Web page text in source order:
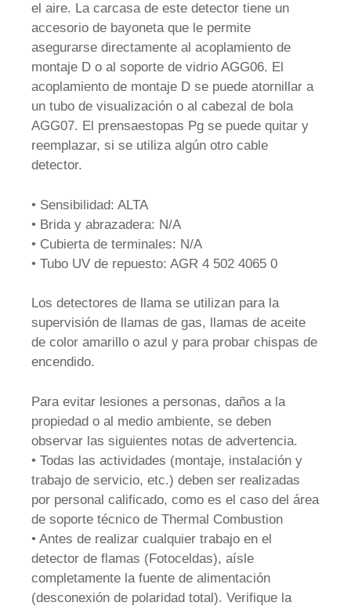
el aire. La carcasa de este detector tiene un
accesorio de bayoneta que le permite
asegurarse directamente al acoplamiento de
montaje D o al soporte de vidrio AGG06. El
acoplamiento de montaje D se puede atornillar a
un tubo de visualización o al cabezal de bola
AGG07. El prensaestopas Pg se puede quitar y
reemplazar, si se utiliza algún otro cable
detector.
• Sensibilidad: ALTA
• Brida y abrazadera: N/A
• Cubierta de terminales: N/A
• Tubo UV de repuesto: AGR 4 502 4065 0
Los detectores de llama se utilizan para la
supervisión de llamas de gas, llamas de aceite
de color amarillo o azul y para probar chispas de
encendido.
Para evitar lesiones a personas, daños a la
propiedad o al medio ambiente, se deben
observar las siguientes notas de advertencia.
• Todas las actividades (montaje, instalación y
trabajo de servicio, etc.) deben ser realizadas
por personal calificado, como es el caso del área
de soporte técnico de Thermal Combustion
• Antes de realizar cualquier trabajo en el
detector de flamas (Fotoceldas), aísle
completamente la fuente de alimentación
(desconexión de polaridad total). Verifique la